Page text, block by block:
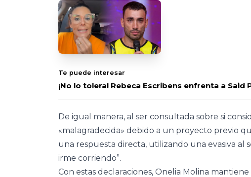
Te puede interesar
¡No lo tolera! Rebeca Escribens enfrenta a Said
De igual manera, al ser consultada sobre si
«malagradecida» debido a un proyecto previo
una respuesta directa, utilizando una evasiva al
irme corriendo”.
Con estas declaraciones, Onelia Molina